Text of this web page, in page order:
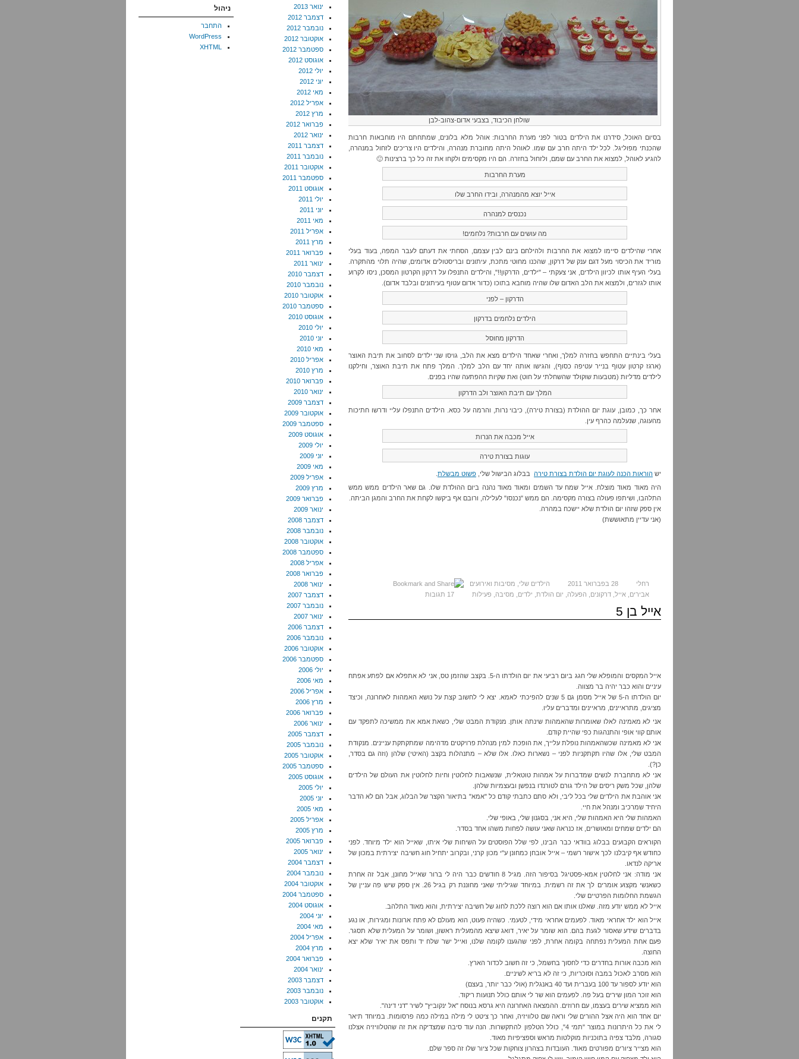
שולחן הכיבוד, בצבעי אדום-צהוב-לבן
בסיום האוכל, סידרנו את הילדים בטור לפני מערת החרבות: אוהל מלא בלונים, שמתחתם היו מוחבאות חרבות
שהכנתי מפוליגל. לכל ילד היתה חרב עם שמו. לאוהל היתה מחוברת מנהרה, והילדים היו צריכים לזחול במנהרה,
להגיע לאוהל, למצוא את החרב עם שמם, ולזחול בחזרה. הם היו מקסימים ולקחו את זה כל כך ברצינות 🙂
מערת החרבות
אייל יוצא מהמנהרה, ובידו החרב שלו
נכנסים למנהרה
מה עושים עם חרבות? נלחמים!
אחרי שהילדים סיימו למצוא את החרבות ולהילחם בינם לבין עצמם, הסחתי את דעתם לעבר המפה, בעוד בעלי
מוריד את הכיסוי מעל דגם ענק של דרקון, שהכנו מחוטי מתכת, עיתונים ובריסטולים אדומים, שהיה תלוי מהתקרה.
בעלי העיף אותו לכיוון הילדים, אני צעקתי – "ילדים, הדרקון!!", והילדים התנפלו על דרקון הקרטון המסכן, ניסו לקרוע
אותו לגזרים, ולמצוא את הלב האדום שלו שהיה מוחבא בתוכו (כדור אדום עטוף בעיתונים ובלבד אדום).
הדרקון – לפני
הילדים נלחמים בדרקון
הדרקון מחוסל
בעלי בינתיים התחפש בחזרה למלך, ואחרי שאחד הילדים מצא את הלב, גויסו שני ילדים לסחוב את תיבת האוצר
(ארגז קרטון עטוף בנייר עטיפה כסוף), והגישו אותה יחד עם הלב למלך. המלך פתח את תיבת האוצר, וחילקנו
לילדים מדליות (מטבעות שוקולד שהשחלתי על חוט) ואת שקיות ההפתעה שהיו בפנים.
המלך עם תיבת האוצר ולב הדרקון
אחר כך, כמובן, עוגת יום ההולדת (בצורת טירה), כיבוי נרות, והרמה על כסא. הילדים התנפלו עליי ודרשו חתיכות
מהעוגה, שנעלמה כהרף עין.
אייל מכבה את הנרות
עוגות בצורת טירה
יש הוראות הכנה לעוגת יום הולדת בצורת טירה בבלוג הבישול שלי, פשוט מבשלת
היה מאוד מאוד מוצלח. אייל שמח עד השמים ומאוד מאוד נהנה ביום ההולדת שלו. גם שאר הילדים ממש ממש
התלהבו, ושיתפו פעולה בצורה מקסימה. הם ממש "נכנסו" לעלילה, ורובם אף ביקשו לקחת את החרב והמגן הביתה.
אין ספק שזהו יום הולדת שלא יישכח במהרה.
(אני עדיין מתאוששת)
רחלי 28 בפברואר 2011 הילדים שלי
מסיבות ואירועים
אבירים אייל דרקונים הפעלה יום הולדת ילדים מסיבה פעילות 17 תגובות
אייל בן 5
אייל המקסים והמופלא שלי חגג ביום רביעי את יום הולדתו ה-5. בקצב שהזמן טס, אני לא אתפלא אם לפתע אפתח
עיניים והוא כבר יהיה בר מצווה.
יום הולדתו ה-5 של אייל מסמן גם 5 שנים להפיכתי לאמא. יצא לי לחשוב קצת על נושא האמהות לאחרונה, וכיצד
מציגים, מתראיינים, מראיינים ומדברים עליו.
אני לא מאמינה לאלו שאומרות שהאמהות שינתה אותן. מנקודת המבט שלי, כשאת אמא את ממשיכה לתפקד עם
אותם קווי אופי והתנהגות כפי שהיית קודם.
אני לא מאמינה שכשהאמהות נופלת עלייך, את הופכת למין מנהלת פרויקטים מדהימה שמתקתקת עניינים. מנקודת
המבט שלי, אלו שהיו תקתקניות לפני – נשארות כאלו. אלו שלא – מתנהלות בקצב (האיטי) שלהן (וזה גם בסדר,
כן?).
אני לא מתחברת לנשים שמדברות על אמהות טוטאלית, שנשאבות לחלוטין וחיות לחלוטין את העולם של הילדים
שלהן, שכל משק ריסים של הילד גורם לטורנדו בנפשן ובעצמיות שלהן.
אני אוהבת את הילדים שלי בכל ליבי, ולא סתם כתבתי קודם כל "אמא" בתיאור הקצר של הבלוג, אבל הם לא הדבר
היחיד שמרכיב ומנהל את חיי.
האמהות שלי היא האמהות שלי, היא אני, בסגנון שלי, באופי שלי.
הם ילדים שמחים ומאושרים, אז כנראה שאני עושה לפחות משהו אחד בסדר.
הקוראים הקבועים בבלוג בוודאי כבר הבינו, לפי שלל הפוסטים על השיחות שלי איתו, שאייל הוא ילד מיוחד. לפני
כחודש אף קיבלנו לכך אישור רשמי – אייל אובחן כמחונן ע"י מכון קרני, ובקרוב יתחיל חוג חשיבה יצירתית במכון של
אריקה לנדאו.
אני מודה: אני לחלוטין אמא-פסטיגל בסיפור הזה. מגיל 8 חודשים כבר היה לי ברור שאייל מחונן, אבל זה אחרת
כשאנשי מקצוע אומרים לך את זה רשמית. במיוחד שגיליתי שאני מחוננת רק בגיל 26. אין ספק שיש פה עניין של
הגשמת החלומות הפרטיים שלי.
אייל לא ממש יודע מזה. שאלנו אותו אם הוא רוצה ללכת לחוג של חשיבה יצירתית, והוא מאוד התלהב.
אייל הוא ילד אחראי מאוד. לפעמים אחראי מידי, לטעמי. כשהיה פעוט, הוא מעולם לא פתח ארונות ומגירות, או נגע
בדברים שידע שאסור לגעת בהם. הוא שומר על יאיר, דואג שיצא מהמעלית ראשון, ושומר על המעלית שלא תסגר.
פעם אחת המעלית נפתחה בקומה אחרת, לפני שהגענו לקומה שלנו, ואייל ישר שלח יד ותפס את יאיר שלא יצא
החוצה.
הוא מכבה אורות בחדרים כדי לחסוך בחשמל, כי זה חשוב לכדור הארץ.
הוא מסרב לאכול במבה וסוכריות, כי זה לא בריא לשיניים.
הוא יודע לספור עד 100 בעברית ועד 40 באנגלית (אולי כבר יותר, בעצם)
הוא זוכר המון שירים בעל פה. לפעמים הוא שר לי אותם כולל תנועות ריקוד.
הוא ממציא שירים בעצמו, עם חרוזים. ההמצאה האחרונה היא גרסא בנוסח "אל ינקוביץ" לשיר "דני דינה".
יום אחד הוא היה אצל ההורים שלי וראה שם טלוויזיה, ואחר כך ציטט לי מילה במילה כמה פרסומות. במיוחד תיאר
לי את כל היתרונות במוצר "תמי 4", כולל הטלפון להתקשרות. הנה עוד סיבה שמצדיקה את זה שהטלוויזיה אצלנו
סגורה, מלבד צפיה בתוכניות מוקלטות מראש וספציפיות מאוד.
הוא מצייר ציורים מפורטים מאוד. העובדות בצהרון צוחקות שכל ציור שלו זה ספר שלם.
ינואר 2013
דצמבר 2012
נובמבר 2012
אוקטובר 2012
ספטמבר 2012
אוגוסט 2012
יולי 2012
יוני 2012
מאי 2012
אפריל 2012
מרץ 2012
פברואר 2012
ינואר 2012
דצמבר 2011
נובמבר 2011
אוקטובר 2011
ספטמבר 2011
אוגוסט 2011
יולי 2011
יוני 2011
מאי 2011
אפריל 2011
מרץ 2011
פברואר 2011
ינואר 2011
דצמבר 2010
נובמבר 2010
אוקטובר 2010
ספטמבר 2010
אוגוסט 2010
יולי 2010
יוני 2010
מאי 2010
אפריל 2010
מרץ 2010
פברואר 2010
ינואר 2010
דצמבר 2009
אוקטובר 2009
ספטמבר 2009
אוגוסט 2009
יולי 2009
יוני 2009
מאי 2009
אפריל 2009
מרץ 2009
פברואר 2009
ינואר 2009
דצמבר 2008
נובמבר 2008
אוקטובר 2008
ספטמבר 2008
אפריל 2008
פברואר 2008
ינואר 2008
דצמבר 2007
נובמבר 2007
ינואר 2007
דצמבר 2006
נובמבר 2006
אוקטובר 2006
ספטמבר 2006
יולי 2006
מאי 2006
אפריל 2006
מרץ 2006
פברואר 2006
ינואר 2006
דצמבר 2005
נובמבר 2005
אוקטובר 2005
ספטמבר 2005
אוגוסט 2005
יולי 2005
יוני 2005
מאי 2005
אפריל 2005
מרץ 2005
פברואר 2005
ינואר 2005
דצמבר 2004
נובמבר 2004
אוקטובר 2004
ספטמבר 2004
אוגוסט 2004
יוני 2004
מאי 2004
אפריל 2004
מרץ 2004
פברואר 2004
ינואר 2004
דצמבר 2003
נובמבר 2003
אוקטובר 2003
תקנים
ניהול
התחבר
WordPress
XHTML